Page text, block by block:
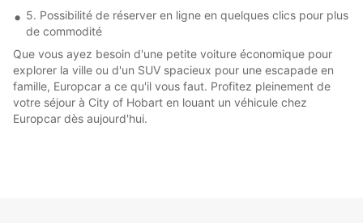
5. Possibilité de réserver en ligne en quelques clics pour plus
de commodité
Que vous ayez besoin d'une petite voiture économique pour
explorer la ville ou d'un SUV spacieux pour une escapade en
famille, Europcar a ce qu'il vous faut. Profitez pleinement de
votre séjour à City of Hobart en louant un véhicule chez
Europcar dès aujourd'hui.